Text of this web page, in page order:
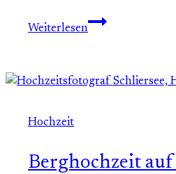
Weiterlesen
Elegante
Sallers
Hochzeit
Berghochzeit